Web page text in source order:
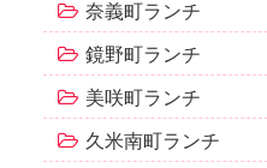
奈義町ランチ
鏡野町ランチ
美咲町ランチ
久米南町ランチ